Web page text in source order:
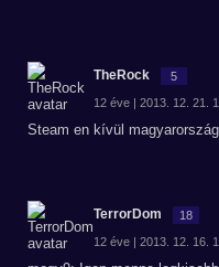
TheRock 5
12 éve | 2013. 12. 21.
Steam en kívül
TerrorDom 18
12 éve | 2013. 12. 16.